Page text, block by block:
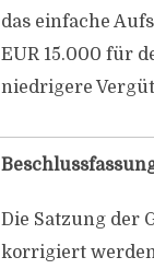
das einfache
EUR 15.000 für
niedrigere
Die Satzung der
korrigiert